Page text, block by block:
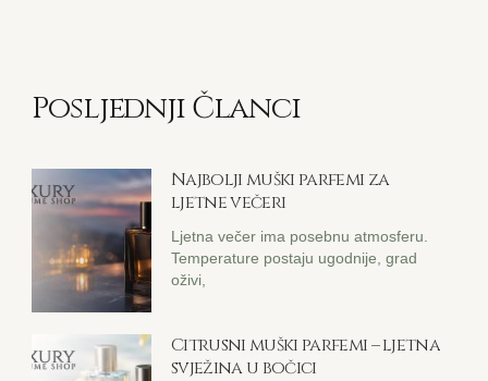
Posljednji Članci
Najbolji muški parfemi za
ljetne večeri
Ljetna večer ima posebnu atmosferu.
Temperature postaju ugodnije, grad
oživi,
Citrusni muški parfemi – ljetna
svježina u bočici